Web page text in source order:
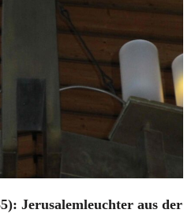
Jerusalemleuchter aus der